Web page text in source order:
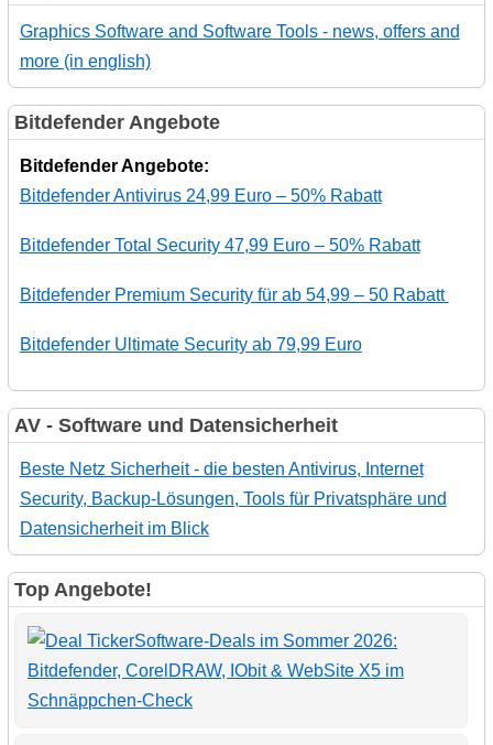
Graphics Software and Software Tools - news, offers and
more (in english)
Bitdefender Angebote
Bitdefender Angebote:
Bitdefender Antivirus 24,99 Euro – 50% Rabatt
Bitdefender Total Security 47,99 Euro – 50% Rabatt
Bitdefender Premium Security für ab 54,99 – 50 Rabatt
Bitdefender Ultimate Security ab 79,99 Euro
AV - Software und Datensicherheit
Beste Netz Sicherheit - die besten Antivirus, Internet
Security, Backup-Lösungen, Tools für Privatsphäre und
Datensicherheit im Blick
Top Angebote!
Software-Deals im Sommer 2026:
Bitdefender, CorelDRAW, IObit & WebSite X5 im
Schnäppchen-Check